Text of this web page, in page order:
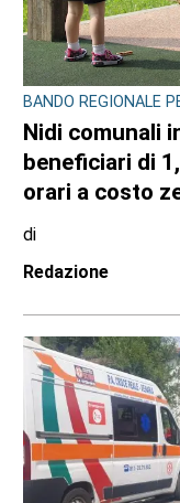
BANDO REGIONALE
Nidi comunali
beneficiari di
orari a costo
di
Redazione